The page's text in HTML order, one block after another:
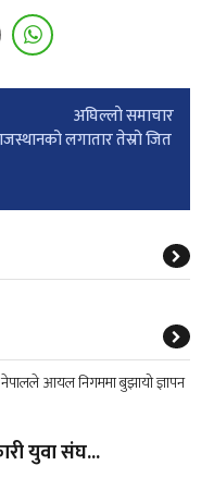
अघिल्लाे समाचार
लगातार तेस्रो जित
युवा संघ...